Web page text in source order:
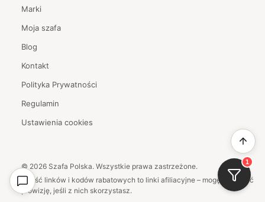
1
Marki
Moja szafa
Blog
Kontakt
Polityka Prywatności
Regulamin
Ustawienia cookies
© 2026 Szafa Polska. Wszystkie prawa zastrzeżone.
Część linków i kodów rabatowych to linki afiliacyjne – mogę otrzymać
prowizję, jeśli z nich skorzystasz.